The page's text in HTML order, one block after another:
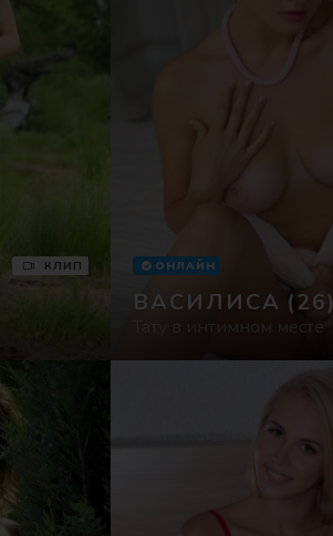
КЛИП
ВАСИЛИСА (26)
Тату в интимном месте
ОНЛАЙН